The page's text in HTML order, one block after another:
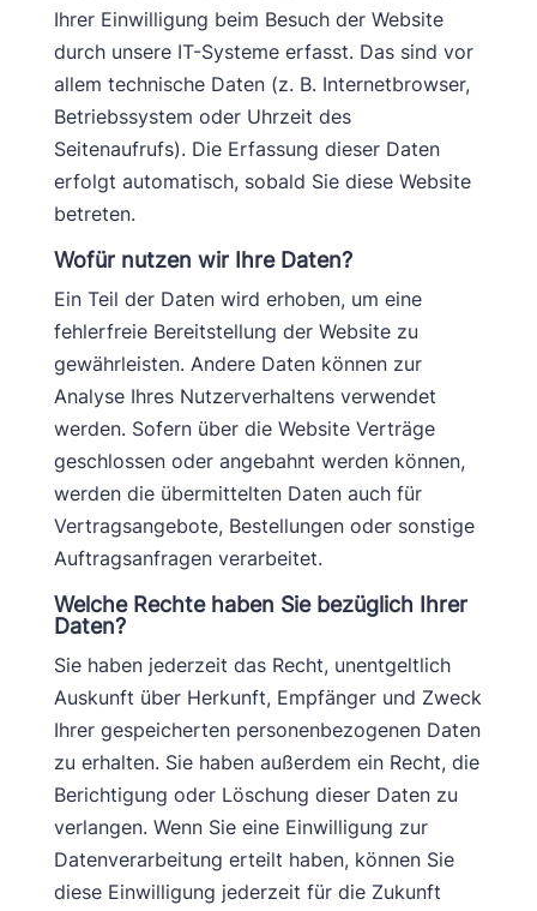
Ihrer Einwilligung beim Besuch der Website
durch unsere IT-Systeme erfasst. Das sind vor
allem technische Daten (z. B. Internetbrowser,
Betriebssystem oder Uhrzeit des
Seitenaufrufs). Die Erfassung dieser Daten
erfolgt automatisch, sobald Sie diese Website
betreten.
Wofür nutzen wir Ihre Daten?
Ein Teil der Daten wird erhoben, um eine
fehlerfreie Bereitstellung der Website zu
gewährleisten. Andere Daten können zur
Analyse Ihres Nutzerverhaltens verwendet
werden. Sofern über die Website Verträge
geschlossen oder angebahnt werden können,
werden die übermittelten Daten auch für
Vertragsangebote, Bestellungen oder sonstige
Auftragsanfragen verarbeitet.
Welche Rechte haben Sie bezüglich Ihrer
Daten?
Sie haben jederzeit das Recht, unentgeltlich
Auskunft über Herkunft, Empfänger und Zweck
Ihrer gespeicherten personenbezogenen Daten
zu erhalten. Sie haben außerdem ein Recht, die
Berichtigung oder Löschung dieser Daten zu
verlangen. Wenn Sie eine Einwilligung zur
Datenverarbeitung erteilt haben, können Sie
diese Einwilligung jederzeit für die Zukunft